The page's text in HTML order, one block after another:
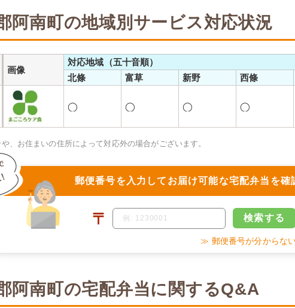
阿南町の地域別サービス対応状況
画像
対応地域（五十音順）
北條
富草 新野 西條
◯ ◯ ◯ ◯
、お住まいの住所によって対応外の場合がございます。
郵便番号を入力して お届け可能な宅配弁当を確
〒 検索する
≫ 郵便番号が分からな
阿南町の宅配弁当に関するQ&A